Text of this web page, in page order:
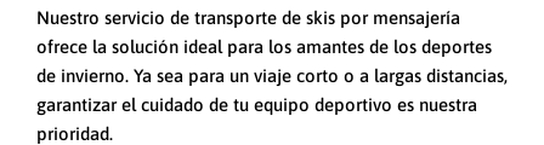
Nuestro servicio de transporte de skis por mensajería
ofrece la solución ideal para los amantes de los deportes
de invierno. Ya sea para un viaje corto o a largas distancias,
garantizar el cuidado de tu equipo deportivo es nuestra
prioridad.